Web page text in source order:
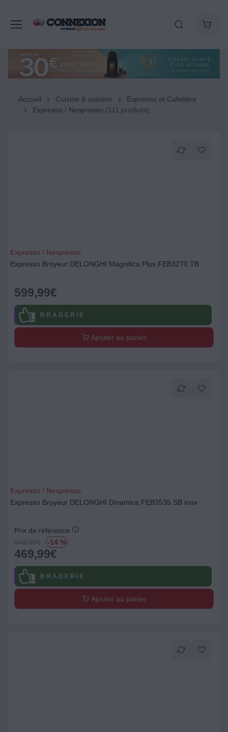
Accueil Cuisine & cuisson
Expresso et Cafetière
Expresso / Nespresso (111 produits)
Expresso / Nespresso
Expresso Broyeur DELONGHI Magnifica Plus FEB3270.TB
599,99€
B R A D E R I E
Ajouter au panier
Expresso / Nespresso
Expresso Broyeur DELONGHI Dinamica FEB3535.SB inox
Prix de référence
549.99€ -14 %
469,99€
B R A D E R I E
Ajouter au panier